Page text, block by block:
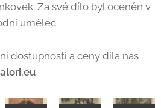
Za své dílo byl oceněn v
umělec.
dostupnosti a ceny díla nás